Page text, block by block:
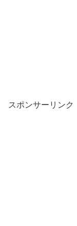
スポンサーリンク